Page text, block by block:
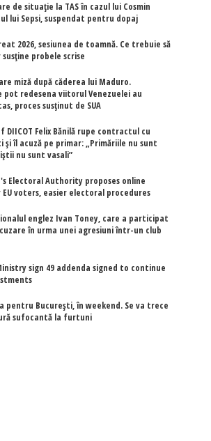
de situație la TAS în cazul lui Cosmin
lui Sepsi, suspendat pentru dopaj
2026, sesiunea de toamnă. Ce trebuie să
probele scrise
miză după căderea lui Maduro.
pot redesena viitorul Venezuelei au
proces susținut de SUA
DIICOT Felix Bănilă rupe contractul cu
și îl acuză pe primar: „Primăriile nu sunt
nu sunt vasali”
Electoral Authority proposes online
voters, easier electoral procedures
englez Ivan Toney, care a participat
în urma unei agresiuni într-un club
sign 49 addenda signed to continue
pentru București, în weekend. Se va trece
sufocantă la furtuni